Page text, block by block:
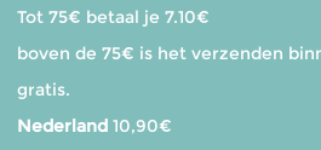
Tot 75€ betaal je 7.10€
boven de 75€ is het verzenden
gratis.
Nederland 10,90€